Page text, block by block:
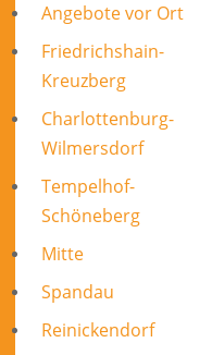
Angebote vor Ort
Friedrichshain-
Kreuzberg
Charlottenburg-
Wilmersdorf
Tempelhof-
Schöneberg
Mitte
Spandau
Reinickendorf